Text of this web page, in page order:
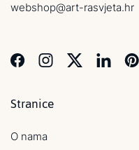
webshop@art-rasvjeta.hr
Stranice
O nama